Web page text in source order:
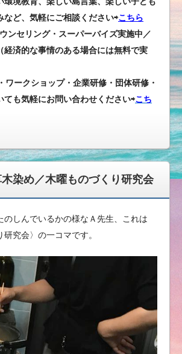
など、気軽にご相談ください⇨こちら
ンセリング・スーパーバイズ実施中／
経済的な事情のある場合には無料で実
ワークショップ・企業研修・団体研修・
ても気軽にお問い合わせください⇨こち
染め／木曜ものづくり研究会
しんでいるかの様なＡ先生、これは
研究会〉の一コマです。